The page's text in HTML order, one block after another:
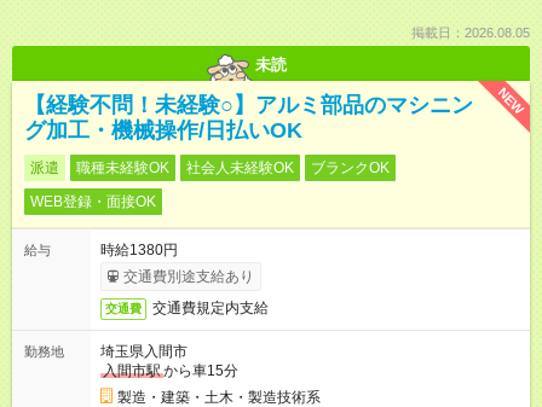
掲載日：2026.08.05
未読
NEW
【経験不問！未経験○】アルミ部品のマシニン
グ加工・機械操作/日払いOK
派遣 職種未経験OK 社会人未経験OK
ブランクOK
WEB登録・面接OK
給与
時給1380円
交通費別途支給あり
交通費 交通費規定内支給
勤務地
埼玉県入間市
入間市駅から車15分
製造・建築・土木・製造技術系